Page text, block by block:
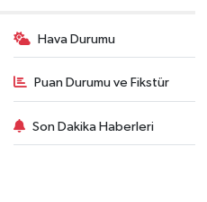
Hava Durumu
Puan Durumu ve Fikstür
Son Dakika Haberleri